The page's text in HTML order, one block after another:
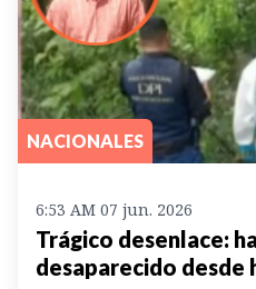
NACIONALES
6:53 AM 07 jun. 2026
Trágico desenlace:
desaparecido desde